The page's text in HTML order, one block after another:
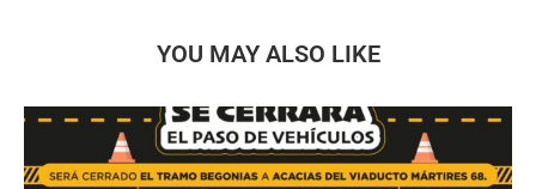
YOU MAY ALSO LIKE